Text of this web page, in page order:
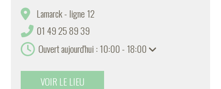
Lamarck - ligne 12
01 49 25 89 39
Ouvert aujourd'hui : 10:00 - 18:00
VOIR LE LIEU